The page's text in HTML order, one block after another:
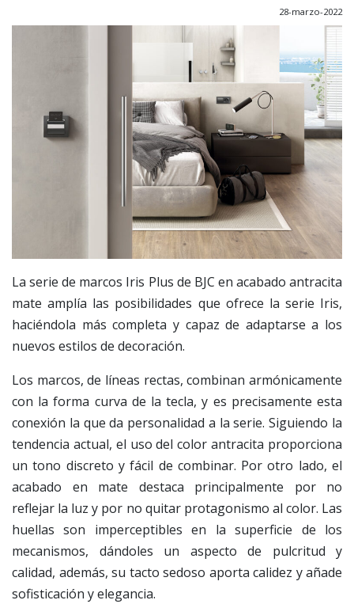
28-marzo-2022
La serie de marcos Iris Plus de BJC en acabado antracita
mate amplía las posibilidades que ofrece la serie Iris,
haciéndola más completa y capaz de adaptarse a los
nuevos estilos de decoración.
Los marcos, de líneas rectas, combinan armónicamente
con la forma curva de la tecla, y es precisamente esta
conexión la que da personalidad a la serie. Siguiendo la
tendencia actual, el uso del color antracita proporciona
un tono discreto y fácil de combinar. Por otro lado, el
acabado en mate destaca principalmente por no
reflejar la luz y por no quitar protagonismo al color. Las
huellas son imperceptibles en la superficie de los
mecanismos, dándoles un aspecto de pulcritud y
calidad, además, su tacto sedoso aporta calidez y añade
sofisticación y elegancia.